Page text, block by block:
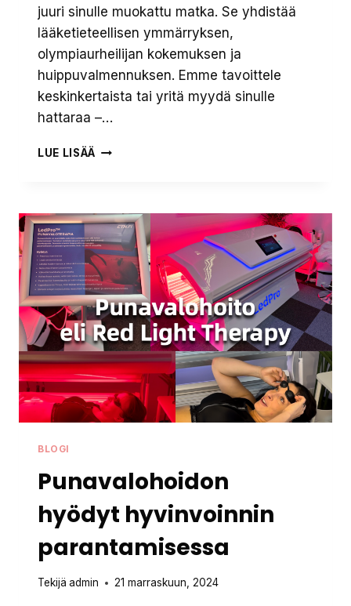
juuri sinulle muokattu matka. Se yhdistää
lääketieteellisen ymmärryksen,
olympiaurheilijan kokemuksen ja
huippuvalmennuksen. Emme tavoittele
keskinkertaista tai yritä myydä sinulle
hattaraa –…
LUE LISÄÄ AV
2025
BLOGI
Punavalohoidon
hyödyt hyvinvoinnin
parantamisessa
Tekijä admin 21 marraskuun, 2024